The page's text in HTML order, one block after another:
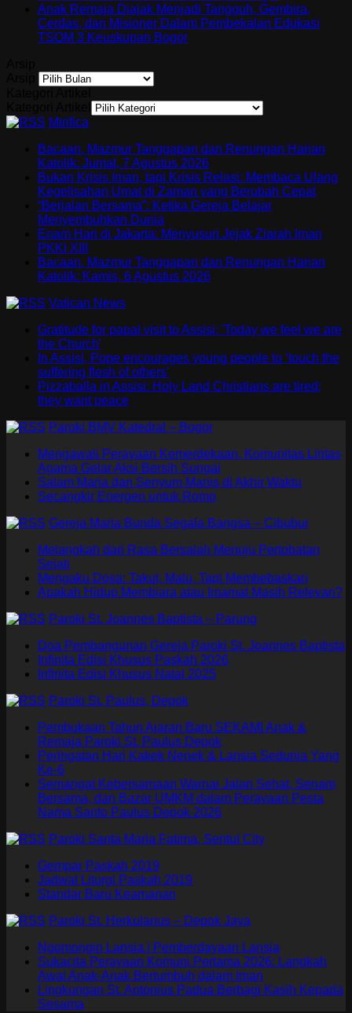
Anak Remaja Diajak Menjadi Tangguh, Gembira,
Cerdas, dan Misioner Dalam Pembekalan Edukasi
TSOM 3 Keuskupan Bogor
Mirifica
Bacaan, Mazmur Tanggapan dan Renungan Harian
Katolik: Jumat, 7 Agustus 2026
Bukan Krisis Iman, tapi Krisis Relasi: Membaca Ulang
Kegelisahan Umat di Zaman yang Berubah Cepat
“Berjalan Bersama”: Ketika Gereja Belajar
Menyembuhkan Dunia
Enam Hari di Jakarta: Menyusuri Jejak Ziarah Iman
PKKI XIII
Bacaan, Mazmur Tanggapan dan Renungan Harian
Katolik: Kamis, 6 Agustus 2026
Vatican News
Gratitude for papal visit to Assisi: 'Today we feel we are
the Church'
In Assisi, Pope encourages young people to ‘touch the
suffering flesh of others'
Pizzaballa in Assisi: Holy Land Christians are tired;
they want peace
Paroki BMV Katedral – Bogor
Mengawali Perayaan Kemerdekaan, Komunitas Lintas
Agama Gelar Aksi Bersih Sungai
Salam Maria dan Senyum Manis di Akhir Waktu
Secangkir Energen untuk Romo
Gereja Maria Bunda Segala Bangsa – Cibubur
Melangkah dari Rasa Bersalah Menuju Pertobatan
Sejati
Mengaku Dosa: Takut, Malu, Tapi Membebaskan
Apakah Hidup Membiara atau Imamat Masih Relevan?
Paroki St. Joannes Baptista – Parung
Doa Pembangunan Gereja Paroki St. Joannes Baptista
Infinita Edisi Khusus Paskah 2026
Infinita Edisi Khusus Natal 2025
Paroki St. Paulus, Depok
Pembukaan Tahun Ajaran Baru SEKAMI Anak &
Remaja Paroki St. Paulus Depok
Peringatan Hari Kakek Nenek & Lansia Sedunia Yang
Ke-6
Semangat Kebersamaan Warnai Jalan Sehat, Senam
Bersama, dan Bazar UMKM dalam Perayaan Pesta
Nama Santo Paulus Depok 2026
Paroki Santa Maria Fatima, Sentul City
Gempar Paskah 2019
Jadwal Liturgi Paskah 2019
Standar Baru Keamanan
Paroki St. Herkulanus – Depok Jaya
Ngomongin Lansia | Pemberdayaan Lansia
Sukacita Perayaan Komuni Pertama 2026: Langkah
Awal Anak-Anak Bertumbuh dalam Iman
Lingkungan St. Antonius Padua Berbagi Kasih Kepada
Sesama